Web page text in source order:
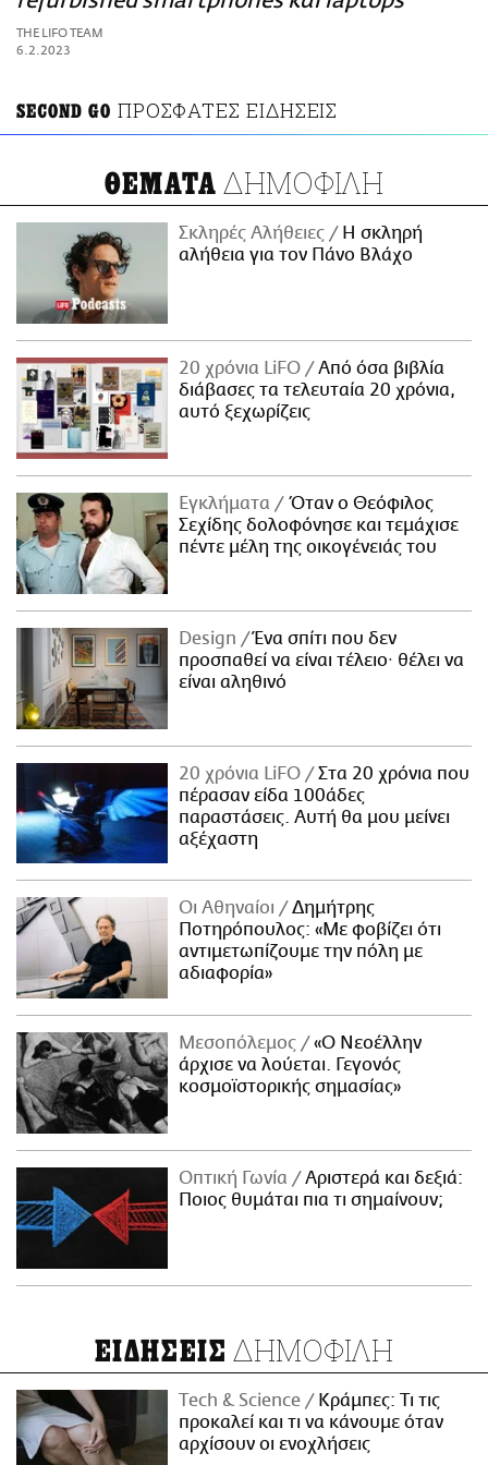
ΑΜΠΑ
PRINT
THE LIFO TEAM
6.2.2023
SECOND GO ΠΡΟΣΦΑΤΕΣ ΕΙΔΗΣΕΙΣ
ΘΕΜΑΤΑ ΔΗΜΟΦΙΛΗ
Σκληρές Αλήθειες
H σκληρή
αλήθεια για τον Πάνο Βλάχο
20 χρόνια LiFO
Από όσα βιβλία
διάβασες τα τελευταία 20 χρόνια,
αυτό ξεχωρίζεις
Εγκλήματα
Όταν ο Θεόφιλος
Σεχίδης δολοφόνησε και τεμάχισε
πέντε μέλη της οικογένειάς του
Design
Ένα σπίτι που δεν
προσπαθεί να είναι τέλειο· θέλει να
είναι αληθινό
20 χρόνια LiFO
Στα 20 χρόνια που
πέρασαν είδα 100άδες
παραστάσεις. Αυτή θα μου μείνει
αξέχαστη
Οι Αθηναίοι
Δημήτρης
Ποτηρόπουλος: «Με φοβίζει ότι
αντιμετωπίζουμε την πόλη με
αδιαφορία»
Μεσοπόλεμος
«Ο Νεοέλλην
άρχισε να λούεται. Γεγονός
κοσμοϊστορικής σημασίας»
Οπτική Γωνία
Αριστερά και δεξιά:
Ποιος θυμάται πια τι σημαίνουν;
ΕΙΔΗΣΕΙΣ ΔΗΜΟΦΙΛΗ
Τech & Science
Κράμπες: Τι τις
προκαλεί και τι να κάνουμε όταν
αρχίσουν οι ενοχλήσεις